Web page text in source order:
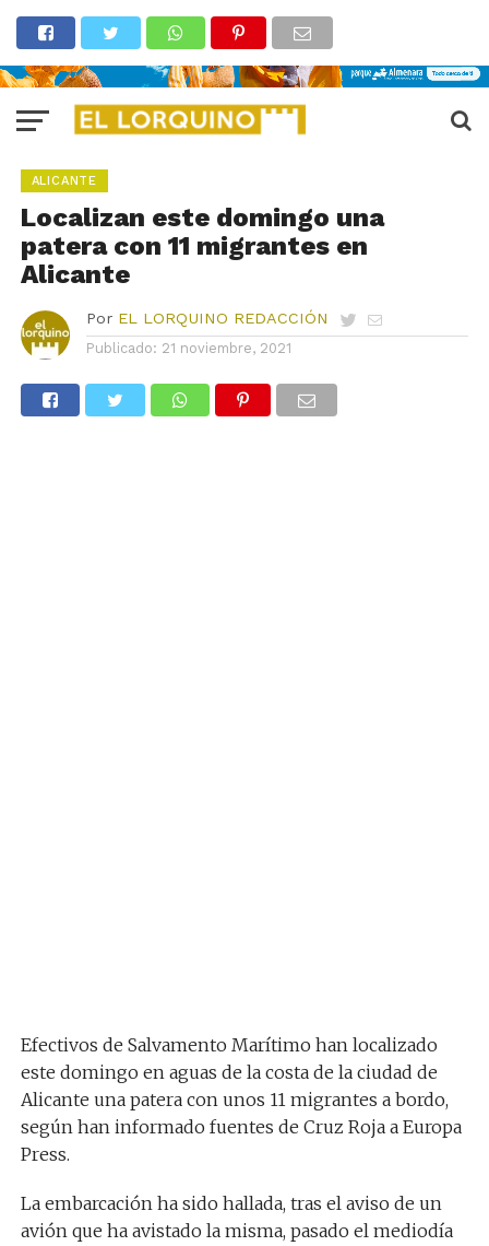
ALICANTE
Localizan este domingo una
patera con 11 migrantes en
Alicante
Por EL LORQUINO REDACCIÓN
Publicado: 21 noviembre, 2021
Efectivos de Salvamento Marítimo han localizado
este domingo en aguas de la costa de la ciudad de
Alicante una patera con unos 11 migrantes a bordo,
según han informado fuentes de Cruz Roja a Europa
Press.
La embarcación ha sido hallada, tras el aviso de un
avión que ha avistado la misma, pasado el mediodía